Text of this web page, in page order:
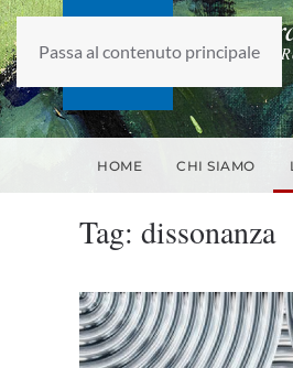
Passa al contenuto principale
fondato da
HOME CHI SIAMO
Tag: dissonanza